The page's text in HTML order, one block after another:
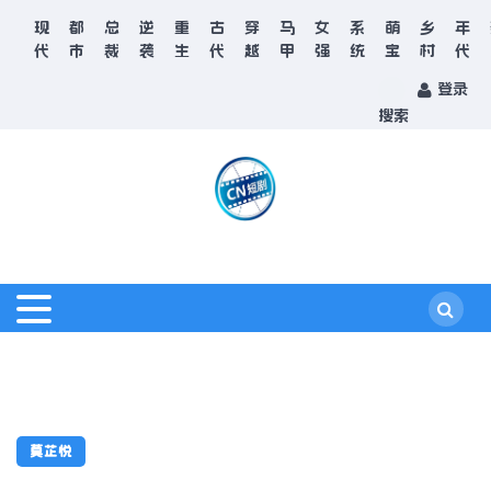
现
代
都
市
总
裁
逆
袭
重
生
古
代
穿
越
马
甲
女
强
系
统
萌
宝
乡
村
年
代
搜索
登录
莫芷悦